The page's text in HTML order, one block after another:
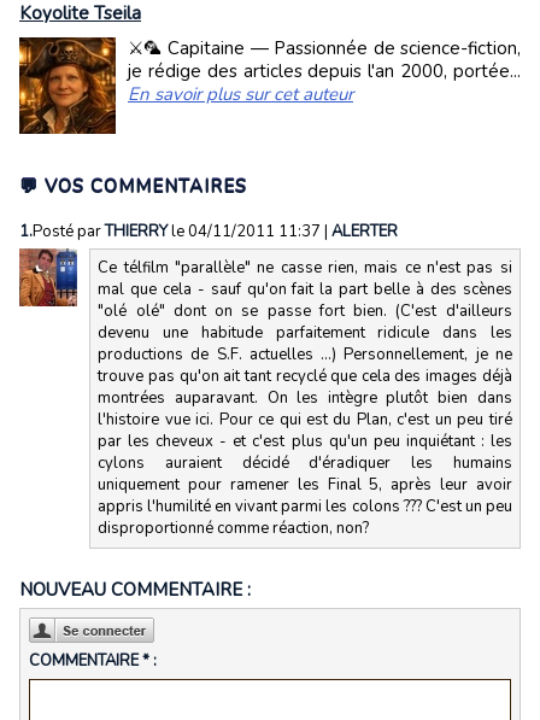
Koyolite Tseila
⚔️🦜 Capitaine — Passionnée de science-fiction,
je rédige des articles depuis l'an 2000, portée...
En savoir plus sur cet auteur
💬 VOS COMMENTAIRES
1.Posté parTHIERRYle 04/11/2011 11:37 | ALERTER
Ce télfilm "parallèle" ne casse rien, mais ce n'est pas si
mal que cela - sauf qu'on fait la part belle à des scènes
"olé olé" dont on se passe fort bien. (C'est d'ailleurs
devenu une habitude parfaitement ridicule dans les
productions de S.F. actuelles ...) Personnellement, je ne
trouve pas qu'on ait tant recyclé que cela des images déjà
montrées auparavant. On les intègre plutôt bien dans
l'histoire vue ici. Pour ce qui est du Plan, c'est un peu tiré
par les cheveux - et c'est plus qu'un peu inquiétant : les
cylons auraient décidé d'éradiquer les humains
uniquement pour ramener les Final 5, après leur avoir
appris l'humilité en vivant parmi les colons ??? C'est un peu
disproportionné comme réaction, non?
NOUVEAU COMMENTAIRE :
COMMENTAIRE * :